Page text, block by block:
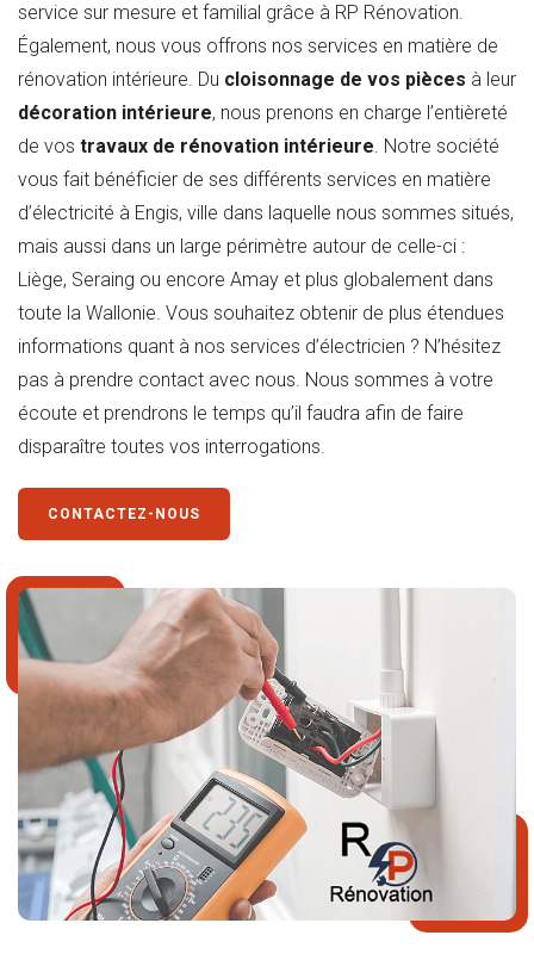
service sur mesure et familial grâce à RP Rénovation.
Également, nous vous offrons nos services en matière de
rénovation intérieure. Du cloisonnage de vos pièces à leur
décoration intérieure, nous prenons en charge l’entièreté
de vos travaux de rénovation intérieure. Notre société
vous fait bénéficier de ses différents services en matière
d’électricité à Engis, ville dans laquelle nous sommes situés,
mais aussi dans un large périmètre autour de celle-ci :
Liège, Seraing ou encore Amay et plus globalement dans
toute la Wallonie. Vous souhaitez obtenir de plus étendues
informations quant à nos services d’électricien ? N’hésitez
pas à prendre contact avec nous. Nous sommes à votre
écoute et prendrons le temps qu’il faudra afin de faire
disparaître toutes vos interrogations.
CONTACTEZ-NOUS